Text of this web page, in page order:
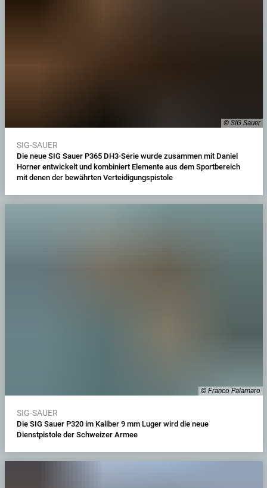
© SIG Sauer
SIG-SAUER
Die neue SIG Sauer P365 DH3-Serie wurde zusammen mit Daniel
Horner entwickelt und kombiniert Elemente aus dem Sportbereich
mit denen der bewährten Verteidigungspistole
© Franco Palamaro
SIG-SAUER
Die SIG Sauer P320 im Kaliber 9 mm Luger wird die neue
Dienstpistole der Schweizer Armee